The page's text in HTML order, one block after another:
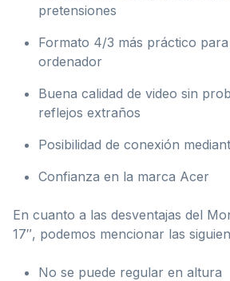
pretensiones
Formato 4/3 más práctico
ordenador
Buena calidad de video sin
reflejos extraños
Posibilidad de conexión
Confianza en la marca Acer
En cuanto a las desventajas del
17″, podemos mencionar las
No se puede regular en altura